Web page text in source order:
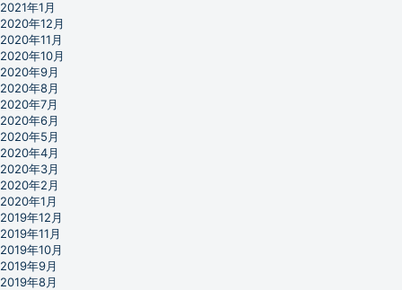
2021年1月
2020年12月
2020年11月
2020年10月
2020年9月
2020年8月
2020年7月
2020年6月
2020年5月
2020年4月
2020年3月
2020年2月
2020年1月
2019年12月
2019年11月
2019年10月
2019年9月
2019年8月